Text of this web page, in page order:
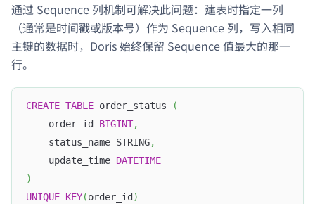
通过 Sequence 列机制可解决此问题：建表时指定一列
（通常是时间戳或版本号）作为 Sequence 列，写入相同
主键的数据时，Doris 始终保留 Sequence 值最大的那一
行。
CREATE TABLE order_status
(
    order_id
BIGINT,
    status_name STRING
,
    update_time
DATETIME
)
UNIQUE KEY(order_id )